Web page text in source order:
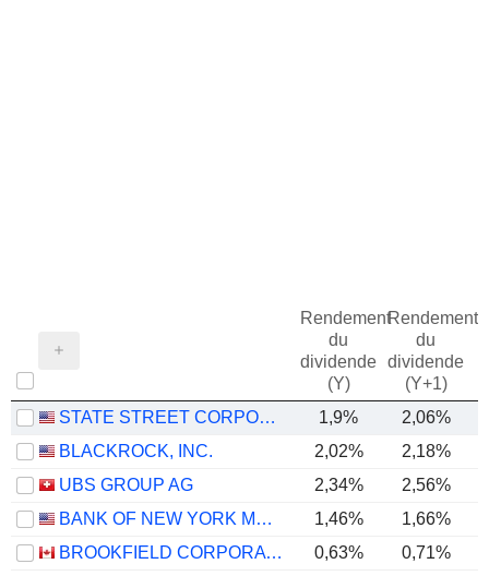
Rendement
du
dividende
(Y)
Rendement
du
dividende
(Y+1)
STATE STREET CORPORATION 1,9%
2,06%
BLACKROCK, INC.
2,02% 2,18%
UBS GROUP AG
2,34% 2,56%
BANK OF NEW YORK MELLON CORPORATION (THE)
1,46% 1,66%
BROOKFIELD CORPORATION
0,63%
0,71%